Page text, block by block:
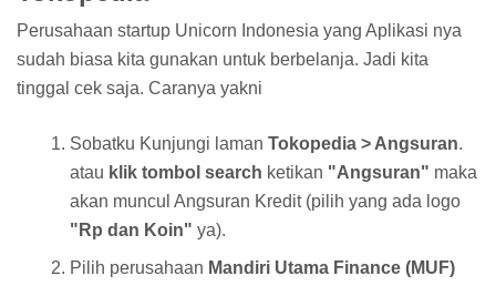
Perusahaan startup Unicorn Indonesia yang Aplikasi nya
sudah biasa kita gunakan untuk berbelanja. Jadi kita
tinggal cek saja. Caranya yakni
Sobatku Kunjungi laman Tokopedia > Angsuran.
atau klik tombol search ketikan "Angsuran" maka
akan muncul Angsuran Kredit (pilih yang ada logo
"Rp dan Koin" ya).
Pilih perusahaan Mandiri Utama Finance (MUF)